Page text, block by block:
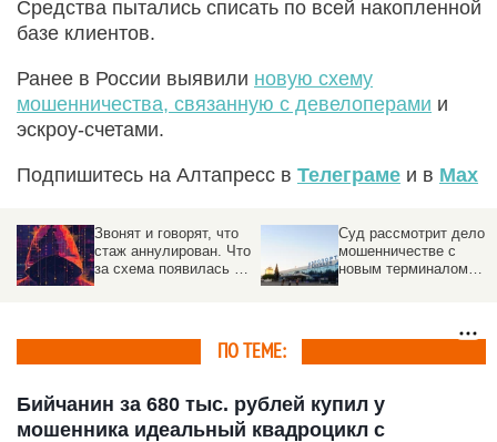
Средства пытались списать по всей накопленной
базе клиентов.
Ранее в России выявили новую схему
мошенничества, связанную с девелоперами и
эскроу-счетами.
Подпишитесь на Алтапресс в Телеграме и в Max
Звонят и говорят, что
стаж аннулирован. Что
за схема появилась в
Суд рассмотрит дело о
мошенничестве с
новым терминалом
ПО ТЕМЕ:
Бийчанин за 680 тыс. рублей купил у
мошенника идеальный квадроцикл с